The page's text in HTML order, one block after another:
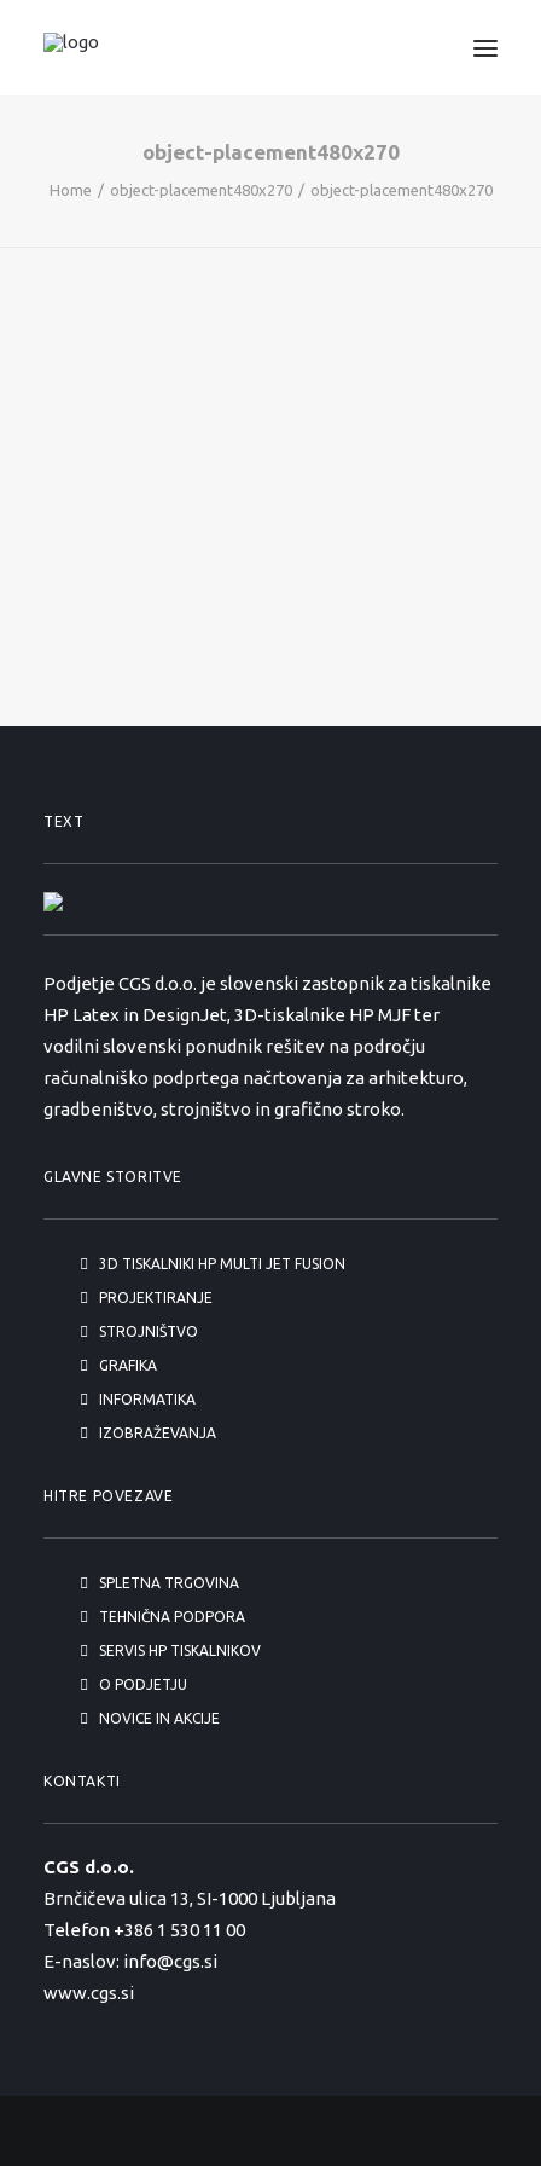
PROJEKTIRANJE
01 530 11 00
object-placement480x270
Home object-placement480x270 object-placement480x270
TEXT
Podjetje CGS d.o.o. je slovenski zastopnik za tiskalnike
HP Latex in DesignJet, 3D-tiskalnike HP MJF ter
vodilni slovenski ponudnik rešitev na področju
računalniško podprtega načrtovanja za arhitekturo,
gradbeništvo, strojništvo in grafično stroko.
GLAVNE STORITVE
3D TISKALNIKI HP MULTI JET FUSION
PROJEKTIRANJE
STROJNIŠTVO
GRAFIKA
INFORMATIKA
IZOBRAŽEVANJA
HITRE POVEZAVE
SPLETNA TRGOVINA
TEHNIČNA PODPORA
SERVIS HP TISKALNIKOV
O PODJETJU
NOVICE IN AKCIJE
KONTAKTI
CGS d.o.o.
Brnčičeva ulica 13, SI-1000 Ljubljana
Telefon +386 1 530 11 00
E-naslov: info@cgs.si
www.cgs.si